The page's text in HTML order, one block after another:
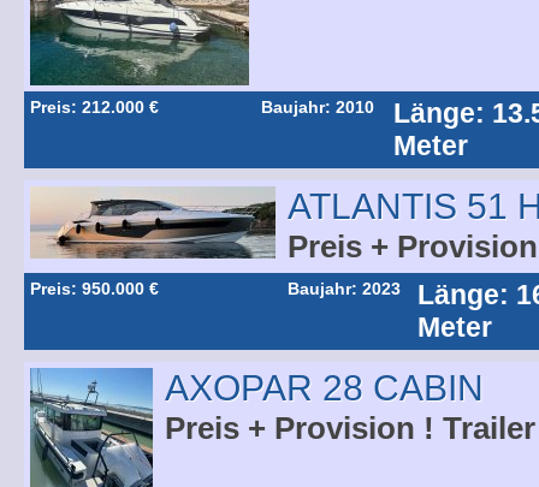
Preis: 212.000 € Baujahr: 2010
Länge:
Meter
ATLANTIS 51
Preis +
Preis: 950.000 € Baujahr: 2023
Länge:
Meter
AXOPAR 28 CABIN
Preis + Provision !